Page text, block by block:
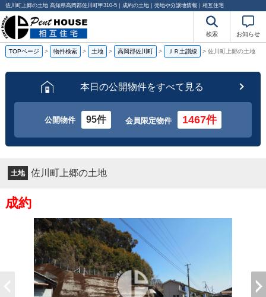
佐川町上郷の土地 高知県高岡郡佐川町甲310-5｜成約の土地｜売地や分譲地情報｜相互住宅
検索 お知らせ
TOPページ > 物件検索 > 土地 > 高岡郡佐川町 > ＪＲ土讃線 > 佐川町上郷の土地
本日の公開物件をすべて見る
公開物件 95件 会員限定物件 1467件
土地 佐川町上郷の土地
成約